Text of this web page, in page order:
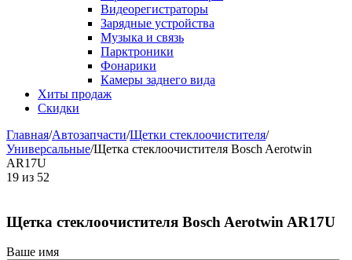
Видеорегистраторы
Зарядные устройства
Музыка и связь
Парктроники
Фонарики
Камеры заднего вида
Хиты продаж
Скидки
Главная/Автозапчасти/Щетки стеклоочистителя/
Универсальные/Щетка стеклоочистителя Bosch Aerotwin
AR17U
19 из 52
Щетка стеклоочистителя Bosch Aerotwin AR17U
Ваше имя